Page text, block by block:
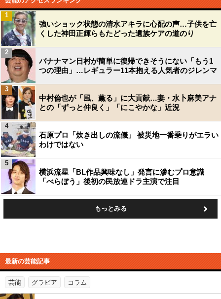
強いショック状態の清水アキラに心配の声…子供を亡
くした神田正輝らもたどった遺族ケアの道のり
1
バナナマン日村が簡単に復帰できそうにない「もう1
つの理由」…レギュラー11本抱える人気者のジレンマ
2
中村倫也が「風、薫る」に大貢献…妻・水卜麻美アナ
との「ずっと仲良く」「にこやかな」近況
3
石原プロ「炊き出しの流儀」 被災地一番乗りがエラい
わけではない
4
横浜流星「BL作品興味なし」発言に滲むプロ意識
「べらぼう」後初の民放連ドラ主演で注目
5
もっとみる
最新の芸能記事
芸能 グラビア コラム